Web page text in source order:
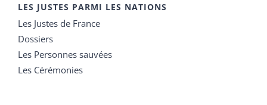
LES JUSTES PARMI LES NATIONS
Les Justes de France
Dossiers
Les Personnes sauvées
Les Cérémonies